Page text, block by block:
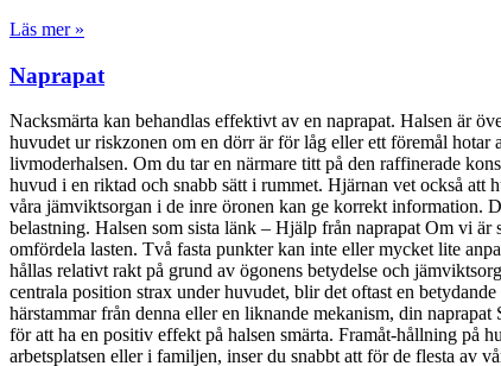
Läs mer »
Naprapat
Nacksmärta kan behandlas effektivt av en naprapat. Halsen är
huvudet ur riskzonen om en dörr är för låg eller ett föremål hotar
livmoderhalsen. Om du tar en närmare titt på den raffinerade
huvud i en riktad och snabb sätt i rummet. Hjärnan vet också
våra jämviktsorgan i de inre öronen kan ge korrekt information.
belastning. Halsen som sista länk – Hjälp från naprapat Om vi
omfördela lasten. Två fasta punkter kan inte eller mycket lite
hållas relativt rakt på grund av ögonens betydelse och
centrala position strax under huvudet, blir det oftast en
härstammar från denna eller en liknande mekanism, din
för att ha en positiv effekt på halsen smärta. Framåt-hållning på
arbetsplatsen eller i familjen, inser du snabbt att för de flesta av